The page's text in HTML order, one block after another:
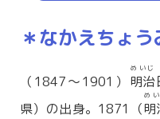
＊なかえちょう
（1847〜1901） 明治
めいじ
県）の出身。1871（明
め